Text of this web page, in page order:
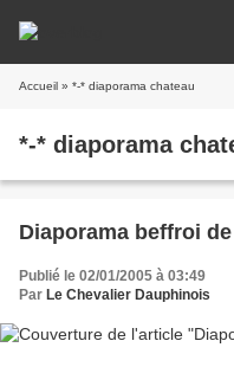
Accueil » *-* diaporama chateau
*-* diaporama
Diaporama beffroi
Publié le 02/01/2005 à 03:49
Par Le Chevalier Dauphinois